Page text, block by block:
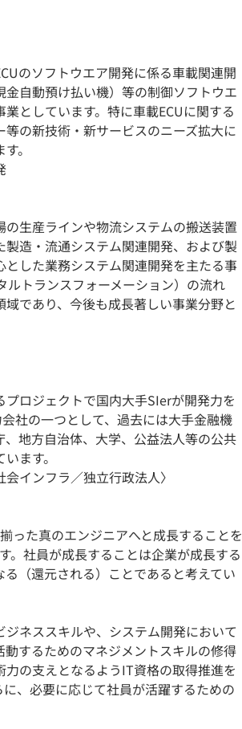
のソフトウエア開発に係る車載関連開
自動預け払い機）等の制御ソフトウエ
としています。特に車載ECUに関する
の新技術・新サービスのニーズ拡大に
。
生産ラインや物流システムの搬送装置
造・流通システム関連開発、および製
した業務システム関連開発を主たる事
ルトランスフォーメーション）の流れ
であり、今後も成長著しい事業分野と
ロジェクトで国内大手SIerが開発力を
社の一つとして、過去には大手金融機
地方自治体、大学、公益法人等の公共
ます。
インフラ／独立行政法人〉
った真のエンジニアへと成長することを
。社員が成長することは企業が成長する
（還元される）ことであると考えてい
ネススキルや、システム開発において
するためのマネジメントスキルの修得
の支えとなるようIT資格の取得推進を
、必要に応じて社員が活躍するための